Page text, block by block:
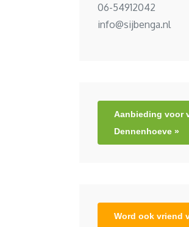
06-54912042
info@sijbenga.nl
Aanbieding voor
Dennenhoeve »
Word ook vriend